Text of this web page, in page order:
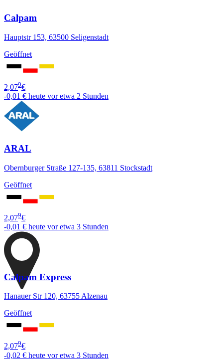
Calpam
Hauptstr 153, 63500 Seligenstadt
Geöffnet
2,079€
-0,01 € heute vor etwa 2 Stunden
ARAL
Obernburger Straße 127-135, 63811 Stockstadt
Geöffnet
2,079€
-0,01 € heute vor etwa 3 Stunden
Calpam Express
Hanauer Str 120, 63755 Alzenau
Geöffnet
2,079€
-0,02 € heute vor etwa 3 Stunden